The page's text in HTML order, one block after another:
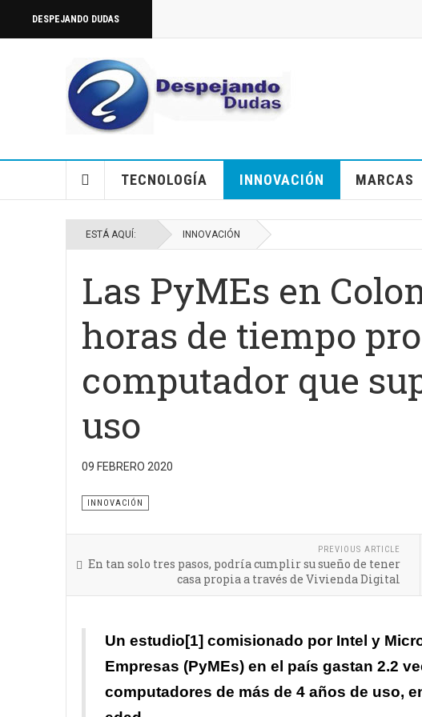
DESPEJANDO DUDAS
TECNOLOGÍA INNOVACIÓN MARCAS
ESTÁ AQUÍ: INNOVACIÓN
Las PyMEs en
horas de tiempo
computador que
uso
09 FEBRERO 2020
INNOVACIÓN
PREVIOUS ARTICLE
En tan solo tres pasos, podría cumplir su sueño de tener
casa propia a través de Vivienda Digital
Un estudio[1] comisionado por Intel y
Empresas (PyMEs) en el país gastan 2.2
computadores de más de 4 años de uso,